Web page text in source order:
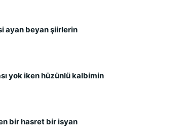
ayan beyan şiirlerin
yok iken hüzünlü kalbimin
bir hasret bir isyan